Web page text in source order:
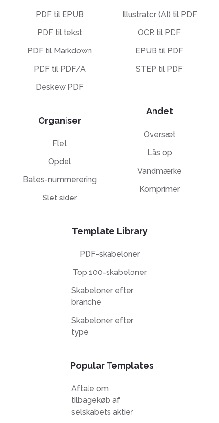
PDF til EPUB
PDF til tekst
PDF til Markdown
PDF til PDF/A
Deskew PDF
Organiser
Flet
Opdel
Bates-nummerering
Slet sider
Illustrator (AI) til PDF
OCR til PDF
EPUB til PDF
STEP til PDF
Andet
Oversæt
Lås op
Vandmærke
Komprimer
Template Library
PDF-skabeloner
Top 100-skabeloner
Skabeloner efter
branche
Skabeloner efter
type
Popular Templates
Aftale om
tilbagekøb af
selskabets aktier